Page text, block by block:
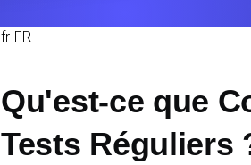
fr-FR
Qu'est-ce que
Tests Réguliers